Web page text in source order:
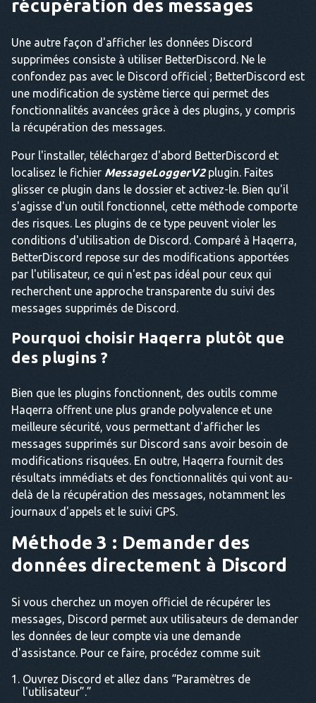
récupération des messages
Une autre façon d'afficher les données Discord
supprimées consiste à utiliser BetterDiscord. Ne le
confondez pas avec le Discord officiel ; BetterDiscord est
une modification de système tierce qui permet des
fonctionnalités avancées grâce à des plugins, y compris
la récupération des messages.
Pour l'installer, téléchargez d'abord BetterDiscord et
localisez le fichier MessageLoggerV2plugin. Faites
glisser ce plugin dans le dossier et activez-le. Bien qu'il
s'agisse d'un outil fonctionnel, cette méthode comporte
des risques. Les plugins de ce type peuvent violer les
conditions d'utilisation de Discord. Comparé à Haqerra,
BetterDiscord repose sur des modifications apportées
par l'utilisateur, ce qui n'est pas idéal pour ceux qui
recherchent une approche transparente du suivi des
messages supprimés de Discord.
Pourquoi choisir Haqerra plutôt que
des plugins ?
Bien que les plugins fonctionnent, des outils comme
Haqerra offrent une plus grande polyvalence et une
meilleure sécurité, vous permettant d'afficher les
messages supprimés sur Discord sans avoir besoin de
modifications risquées. En outre, Haqerra fournit des
résultats immédiats et des fonctionnalités qui vont au-
delà de la récupération des messages, notamment les
journaux d'appels et le suivi GPS.
Méthode 3 : Demander des
données directement à Discord
Si vous cherchez un moyen officiel de récupérer les
messages, Discord permet aux utilisateurs de demander
les données de leur compte via une demande
d'assistance. Pour ce faire, procédez comme suit
Ouvrez Discord et allez dans “Paramètres de
l'utilisateur”.”